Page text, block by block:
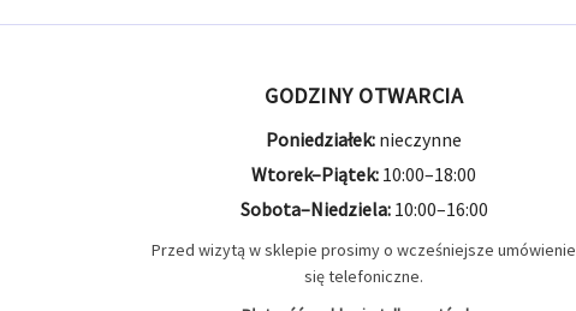
GODZINY OTWARCIA
Poniedziałek: nieczynne
Wtorek–Piątek: 10:00–18:00
Sobota–Niedziela:10:00–16:00
Przed wizytą w sklepie prosimy o wcześniejsze umówienie
się telefoniczne.